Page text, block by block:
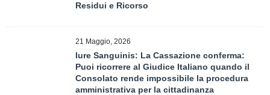
Residui e Ricorso
21 Maggio, 2026
Iure Sanguinis: La Cassazione conferma:
Puoi ricorrere al Giudice Italiano quando il
Consolato rende impossibile la procedura
amministrativa per la cittadinanza